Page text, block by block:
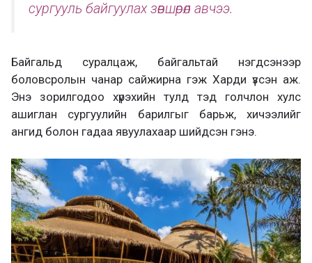
сургууль байгуулах зөвшөрөл авчээ.
Байгальд суралцаж, байгальтай нэгдсэнээр
боловсролын чанар сайжирна гэж Харди үзсэн аж.
Энэ зорилгодоо хүрэхийн тулд тэд голчлон хулс
ашиглан сургуулийн барилгыг барьж, хичээлийг
ангид болон гадаа явуулахаар шийдсэн гэнэ.